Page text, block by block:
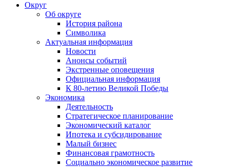
Округ
Об округе
История района
Символика
Актуальная информация
Новости
Анонсы событий
Экстренные оповещения
Официальная информация
К 80-летию Великой Победы
Экономика
Деятельность
Стратегическое планирование
Экономический каталог
Ипотека и субсидирование
Малый бизнес
Финансовая грамотность
Социально экономическое развитие